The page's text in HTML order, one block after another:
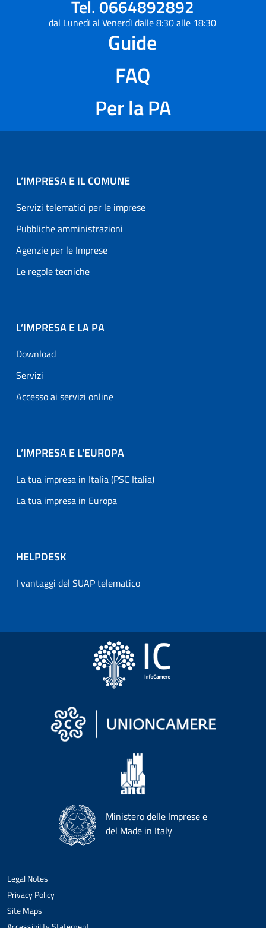
Tel. 0664892892
dal Lunedì al Venerdì dalle 8:30 alle 18:30
Guide
FAQ
Per la PA
L’IMPRESA E IL COMUNE
Servizi telematici per le imprese
Pubbliche amministrazioni
Agenzie per le Imprese
Le regole tecniche
L’IMPRESA E LA PA
Download
Servizi
Accesso ai servizi online
L’IMPRESA E L'EUROPA
La tua impresa in Italia (PSC Italia)
La tua impresa in Europa
HELPDESK
I vantaggi del SUAP telematico
Ministero delle Imprese e
del Made in Italy
Legal Notes
Privacy Policy
Site Maps